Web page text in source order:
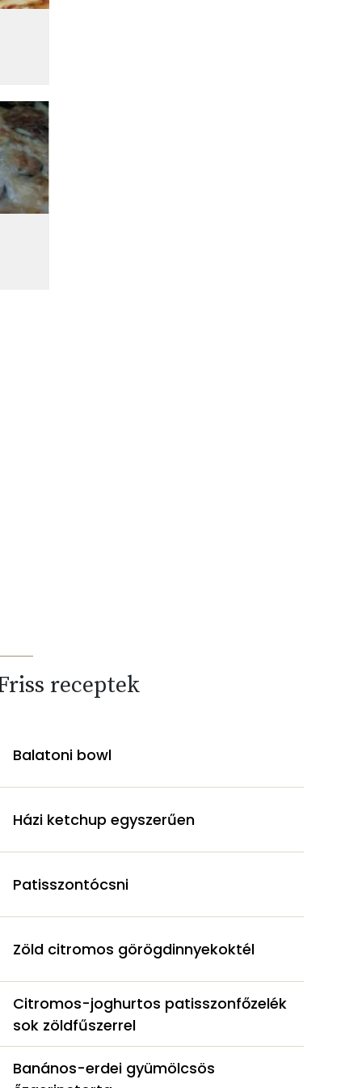
receptek
Balatoni bowl
Házi ketchup egyszerűen
Patisszontócsni
Zöld citromos görögdinnyekoktél
Citromos-joghurtos patisszonfőzelék
sok zöldfűszerrel
Banános-erdei gyümölcsös